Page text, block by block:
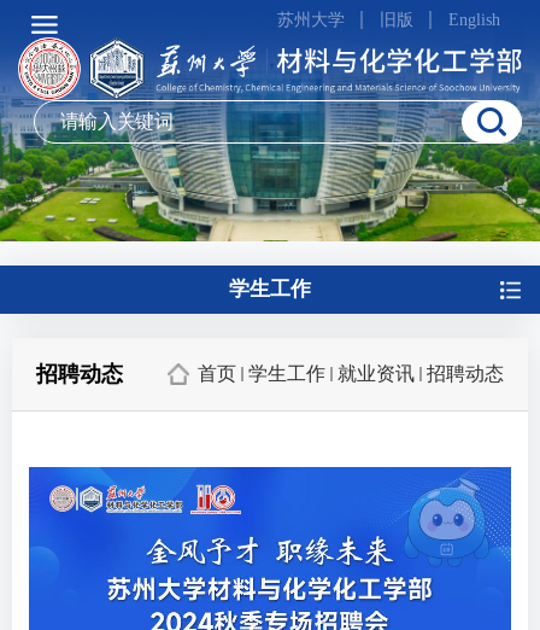
苏州大学 旧版 English
学生工作
首页 学生工作 就业资讯 招聘动态
招聘动态